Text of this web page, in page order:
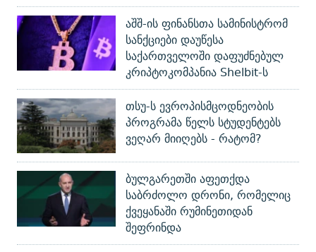
აშშ-ის ფინანსთა სამინისტრომ
სანქციები დაუწესა
საქართველოში დაფუძნებულ
კრიპტოკომპანია Shelbit-ს
თსუ-ს ევროპისმცოდნეობის
პროგრამა წელს სტუდენტებს
ვეღარ მიიღებს - რატომ?
ბულგარეთში აფეთქდა
საბრძოლო დრონი, რომელიც
ქვეყანაში რუმინეთიდან
შეფრინდა